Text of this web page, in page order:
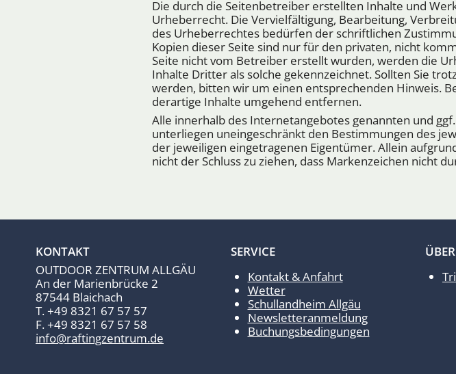
Die durch die Seitenbetreiber erstellten Inhalte und
Urheberrecht. Die Vervielfältigung, Bearbeitung,
des Urheberrechtes bedürfen der schriftlichen
Kopien dieser Seite sind nur für den privaten, nicht
Seite nicht vom Betreiber erstellt wurden, werden die
Inhalte Dritter als solche gekennzeichnet. Sollten Sie
werden, bitten wir um einen entsprechenden Hinweis.
derartige Inhalte umgehend entfernen.
Alle innerhalb des Internetangebotes genannten und
unterliegen uneingeschränkt den Bestimmungen des
der jeweiligen eingetragenen Eigentümer. Allein
nicht der Schluss zu ziehen, dass Markenzeichen nicht
KONTAKT
OUTDOOR ZENTRUM ALLGÄU
An der Marienbrücke 2
87544 Blaichach
T. +49 8321 67 57 57
F. +49 8321 67 57 58
info@raftingzentrum.de
SERVICE
Kontakt & Anfahrt
Wetter
Schullandheim Allgäu
Newsletteranmeldung
Buchungsbedingungen